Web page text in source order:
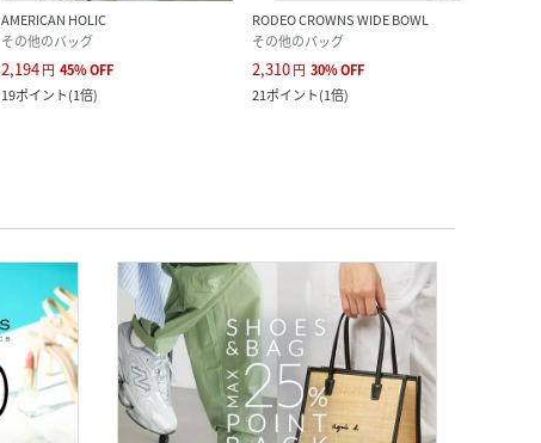
AMERICAN HOLIC
その他のバッグ
2,194円 45%OFF
19ポイント(1倍)
RODEO CROWNS WIDE BOWL
その他のバッグ
2,310円 30%OFF
21ポイント(1倍)